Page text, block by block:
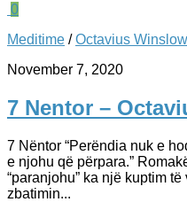
0
Meditime /Octavius Winslow
November 7, 2020
7 Nentor –
7 Nëntor “Perëndia nuk e
e njohu që përpara.”
“paranjohu” ka një kuptim
zbatimin...